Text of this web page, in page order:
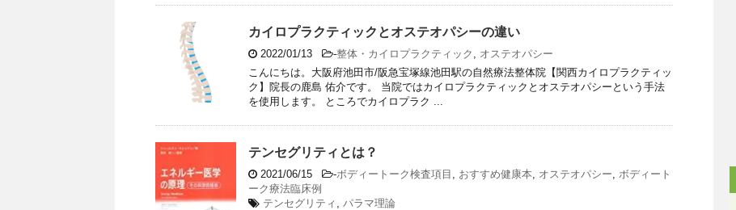
カイロプラクティックとオステオパシーの違い
2022/01/13 -整体・カイロプラクティック
オステオパシー
こんにちは。大阪府池田市/阪急宝塚線池田駅の自然療法整体院【関西カイロプラクティッ
ク】院長の鹿島 佑介です。 当院ではカイロプラクティックとオステオパシーという手法
を使用します。 ところでカイロプラク ...
テンセグリティとは？
2021/06/15 -ボディートーク検査項目 おすすめ健康本 オステオパシー
ボディート
ーク療法臨床例
テンセグリティ
パラマ理論